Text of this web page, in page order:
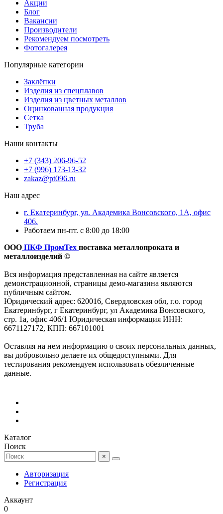
Акции
Блог
Вакансии
Производители
Рекомендуем посмотреть
Фотогалерея
Популярные категории
Заклёпки
Изделия из спецплавов
Изделия из цветных металлов
Оцинкованная продукция
Сетка
Труба
Наши контакты
+7 (343) 206-96-52
+7 (996) 173-13-32
zakaz@pt096.ru
Наш адрес
г. Екатеринбург, ул. Академика Вонсовского, 1А, офис
406.
Работаем пн-пт. с 8:00 до 18:00
ООО ПКФ ПромТех поставка металлопроката и
металлоизделий ©
Вся информация представленная на сайте является
демонстрационной, страницы демо-магазина являются
публичным сайтом.
Юридический адрес: 620016, Свердловская обл, г.о. город
Екатеринбург, г Екатеринбург, ул Академика Вонсовского,
стр. 1а, офис 406/1 Юридическая информация ИНН:
6671127172, КПП: 667101001
Оставляя на нем информацию о своих персональных данных,
вы добровольно делаете их общедоступными. Для
тестирования рекомендуем использовать обезличенные
данные.
Каталог
Поиск
×
Авторизация
Регистрация
Аккаунт
0